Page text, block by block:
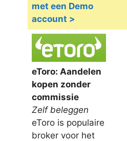
met een Demo
account >
eToro: Aandelen
kopen zonder
commissie
Zelf beleggen
eToro is populaire
broker voor het